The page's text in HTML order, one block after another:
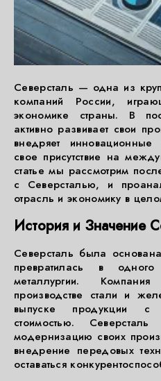
Северсталь — одна из
компаний России,
экономике страны. В
активно развивает свои
внедряет
свое присутствие на
статье мы рассмотрим
с Северсталью, и
отрасль и экономику в
История и Значение
Северсталь была
превратилась в
металлургии.
производстве стали и
выпуске продукции с
стоимостью.
модернизацию своих
внедрение передовых
оставаться